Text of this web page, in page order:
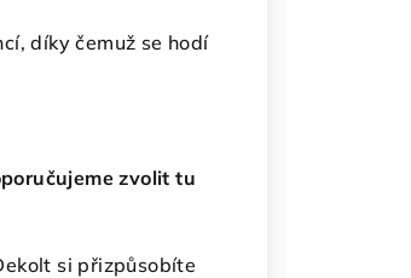
díky čemuž se hodí
zvolit tu
si přizpůsobíte